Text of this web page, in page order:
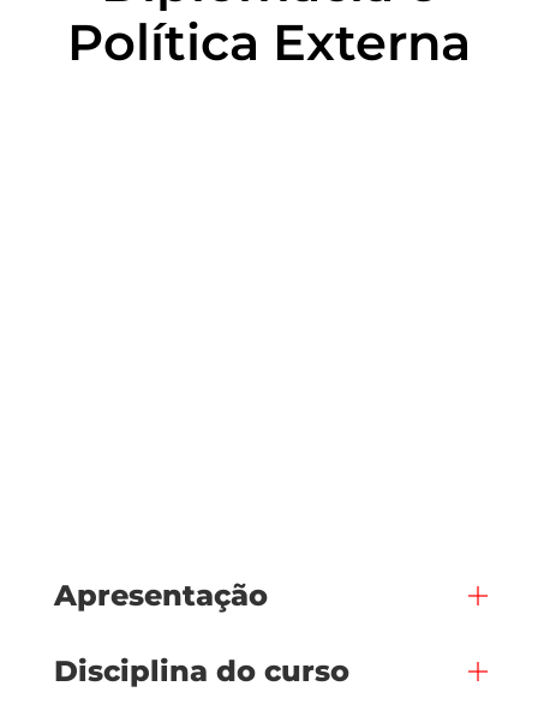
Política Externa
Apresentação
Disciplina do curso